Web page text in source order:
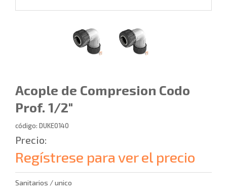
Acople de Compresion Codo
Prof. 1/2"
código: DUKE0140
Precio:
Regístrese para ver el precio
Sanitarios / unico